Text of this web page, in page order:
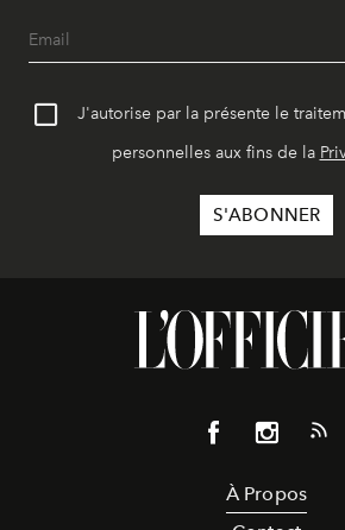
J'autorise par la présente le
personnelles aux fins de la
À Propos